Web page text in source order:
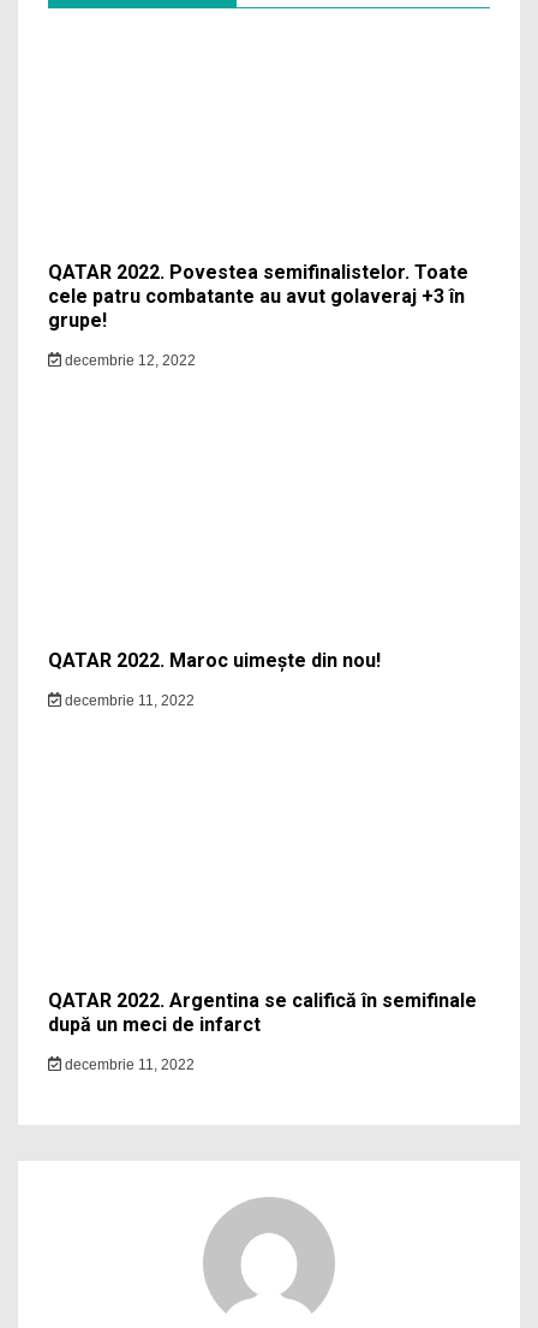
QATAR 2022. Povestea semifinalistelor. Toate
cele patru combatante au avut golaveraj +3 în
grupe!
decembrie 12, 2022
QATAR 2022. Maroc uimește din nou!
decembrie 11, 2022
QATAR 2022. Argentina se califică în semifinale
după un meci de infarct
decembrie 11, 2022